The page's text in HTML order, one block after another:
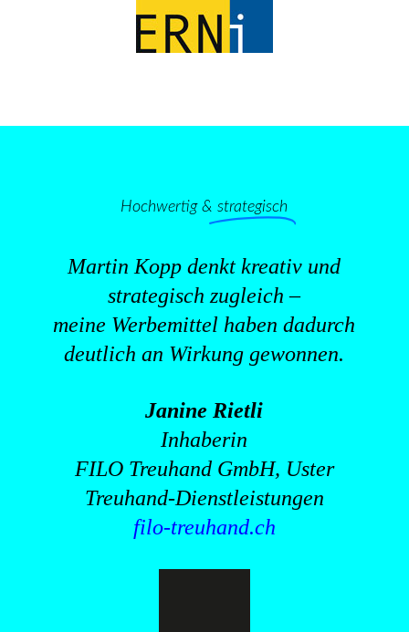
Hochwertig &strategisch
Martin Kopp denkt kreativ und
strategisch zugleich –
meine Werbemittel haben dadurch
deutlich an Wirkung gewonnen.
Janine Rietli
Inhaberin
FILO Treuhand GmbH, Uster
Treuhand-Dienstleistungen
filo-treuhand.ch